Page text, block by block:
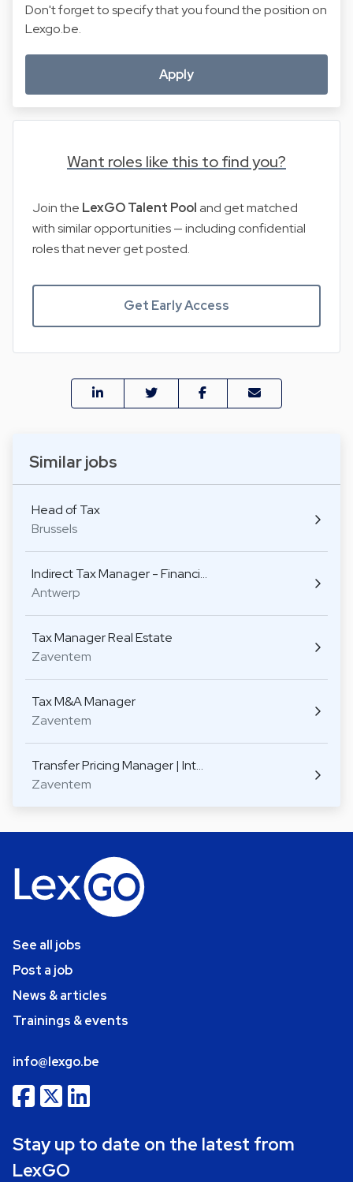
Similar jobs
Head of Tax
Brussels
Indirect Tax Manager - Financi…
Antwerp
Tax Manager Real Estate
Zaventem
Tax M&A Manager
Zaventem
Transfer Pricing Manager | Int…
Zaventem
Don't forget to specify that you found the position on
Lexgo.be.
Apply
Want roles like this to find you?
Join the LexGO Talent Pool and get matched
with similar opportunities — including confidential
roles that never get posted.
Get Early Access
See all jobs
Post a job
News & articles
Trainings & events
info@lexgo.be
Stay up to date on the latest from
LexGO